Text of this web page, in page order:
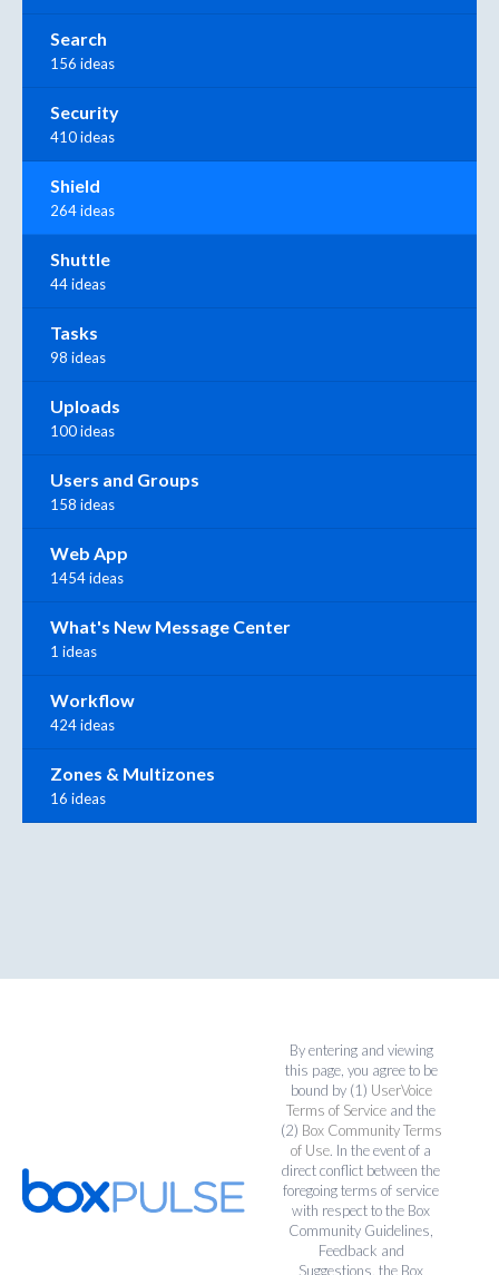
Search
156 ideas
Security
410 ideas
Shield
264 ideas
Shuttle
44 ideas
Tasks
98 ideas
Uploads
100 ideas
Users and Groups
158 ideas
Web App
1454 ideas
What's New Message Center
1 ideas
Workflow
424 ideas
Zones & Multizones
16 ideas
By entering and viewing
this page, you agree to be
bound by (1) UserVoice
Terms of Service and the
(2) Box Community Terms
of Use. In the event of a
direct conflict between the
foregoing terms of service
with respect to the Box
Community Guidelines,
Feedback and
Suggestions, the Box